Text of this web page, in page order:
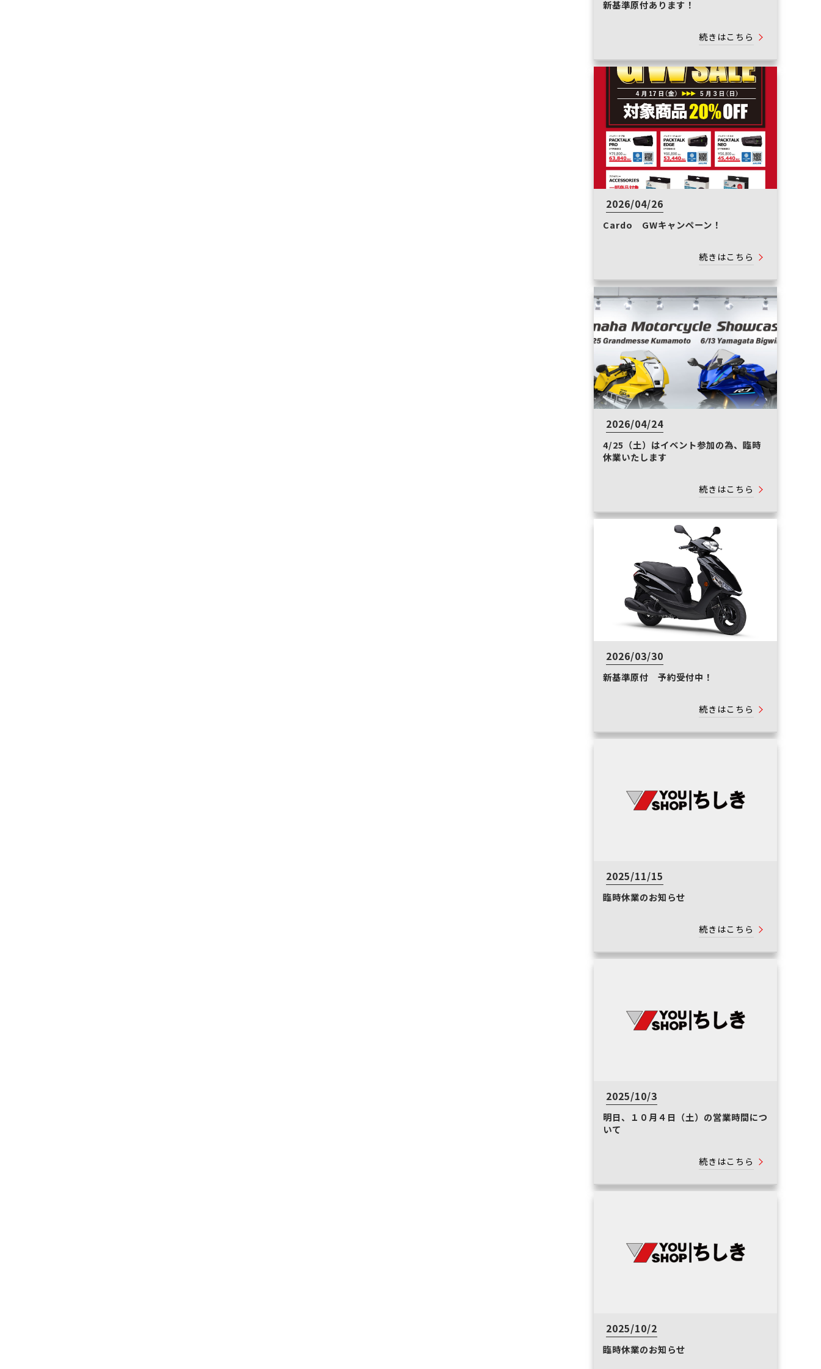
新基準原付あります！
続きはこちら
2026/04/26
Cardo GWキャンペーン！
続きはこちら
2026/04/24
4/25（土）はイベント参加の為、臨時
休業いたします
続きはこちら
2026/03/30
新基準原付 予約受付中！
続きはこちら
2025/11/15
臨時休業のお知らせ
続きはこちら
2025/10/3
明日、１０月４日（土）の営業時間につ
いて
続きはこちら
2025/10/2
臨時休業のお知らせ